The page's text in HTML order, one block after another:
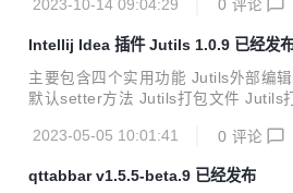
选中文件进行打包(包含目录，不包
2023-10-14 09:04:29 0 评论
Intellij Idea 插件 Jutils 1.0.9 已经发
主要包含四个实用功能 Jutils外部编
默认setter方法 Jutils打包文件 Jutils
注释，更新最新依赖不支持低版本
译输出字节码文件(可以制作补丁)
2023-05-05 10:01:41 0 评论
qttabbar v1.5.5-beta.9 已经发布